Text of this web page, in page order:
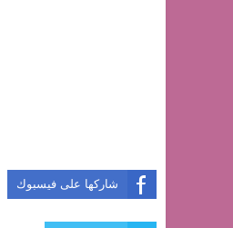
شاركها على فيسبوك